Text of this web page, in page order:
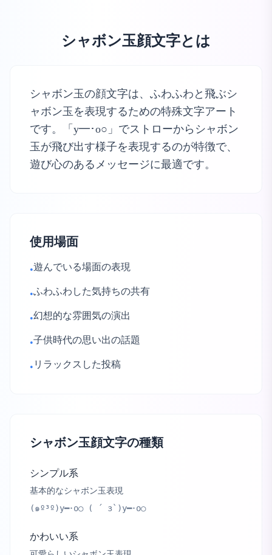
シャボン玉顔文字とは
シャボン玉の顔文字は、ふわふわと飛ぶシ
ャボン玉を表現するための特殊文字アート
です。「y━･o○」でストローからシャボン
玉が飛び出す様子を表現するのが特徴で、
遊び心のあるメッセージに最適です。
使用場面
•遊んでいる場面の表現
•ふわふわした気持ちの共有
•幻想的な雰囲気の演出
•子供時代の思い出の話題
• リラックスした投稿
シャボン玉顔文字の種類
シンプル系
基本的なシャボン玉表現
(๑º³º)y━･o○ ( ´ з`)y━･o○
かわいい系